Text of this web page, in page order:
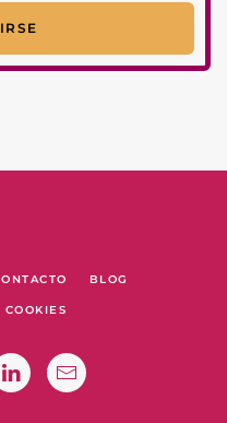
BLOG
COOKIES